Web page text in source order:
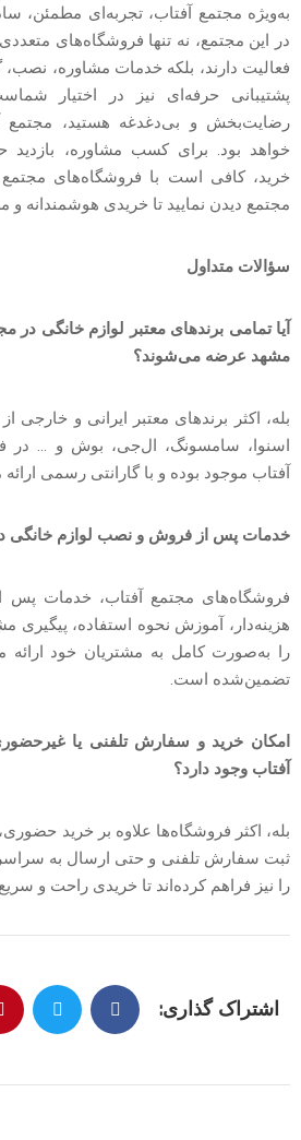
به‌ویژه مجتمع آفتاب، تجربه‌ای مطمئن،
در این مجتمع، نه تنها فروشگاه‌های متعددی
فعالیت دارند، بلکه خدمات مشاوره،
پشتیبانی حرفه‌ای نیز در اختیار
رضایت‌بخش و بی‌دغدغه هستید، مجتمع
خواهد بود. برای کسب مشاوره،
خرید، کافی است با فروشگاه‌های مجتمع
مجتمع دیدن نمایید تا خریدی هوشمندانه و
سؤالات متداول
آیا تمامی برندهای معتبر لوازم خانگی
مشهد عرضه می‌شوند؟
بله، اکثر برندهای معتبر ایرانی و خارجی
اسنوا، سامسونگ، ال‌جی، بوش و … در
آفتاب موجود بوده و با گارانتی رسمی
خدمات پس از فروش و نصب لوازم خانگی
فروشگاه‌های مجتمع آفتاب، خدمات پس
هزینه‌دار، آموزش نحوه استفاده،
را به‌صورت کامل به مشتریان خود
تضمین‌شده است.
امکان خرید و سفارش تلفنی یا
آفتاب وجود دارد؟
بله، اکثر فروشگاه‌ها علاوه بر خرید
ثبت سفارش تلفنی و حتی ارسال به
را نیز فراهم کرده‌اند تا خریدی راحت و
اشتراک گذاری: